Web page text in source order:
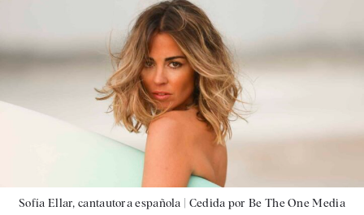
Sofía Ellar, cantautora española | Cedida por Be The One Media